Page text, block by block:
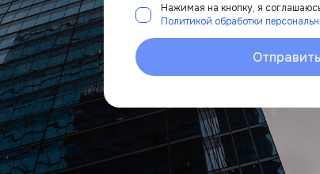
Нажимая на кнопку, я
Политикой обработки